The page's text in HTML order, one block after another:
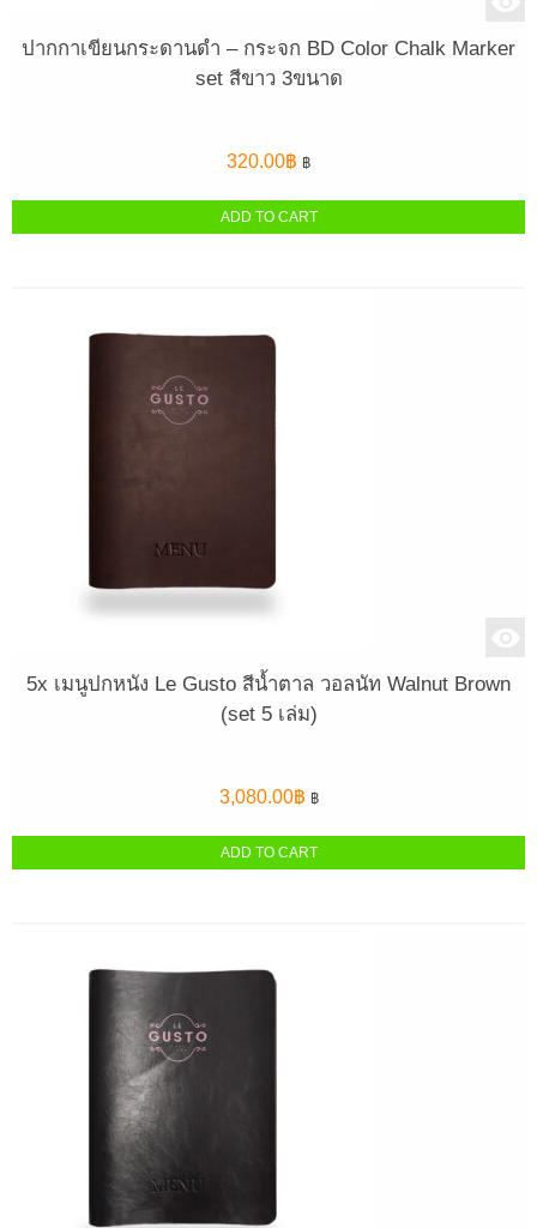
ปากกาเขียนกระดานดำ – กระจก BD Color Chalk Marker
set สีขาว 3ขนาด
320.00฿ ฿
ADD TO CART
5x เมนูปกหนัง Le Gusto สีน้ำตาล วอลนัท Walnut Brown
(set 5 เล่ม)
3,080.00฿ ฿
ADD TO CART